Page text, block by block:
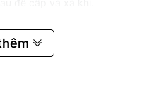
cơ với chức năng khởi động